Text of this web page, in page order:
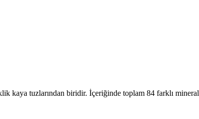
kaya tuzlarından biridir. İçeriğinde toplam 84 farklı